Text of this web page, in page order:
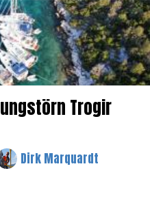
Trogir
Dirk Marquardt